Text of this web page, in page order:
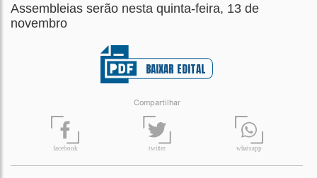
Assembleias serão nesta quinta-feira, 13 de
novembro
BAIXAR EDITAL
Compartilhar
facebook twitter whatsapp